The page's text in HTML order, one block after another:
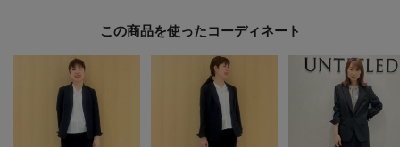
モデル情報：身長161cm B79 W58 H86 着用サイズ：02（M）
この商品を使った